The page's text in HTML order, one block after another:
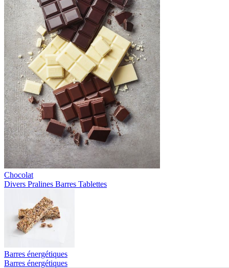
Chocolat
Divers Pralines Barres Tablettes
Barres énergétiques
Barres énergétiques